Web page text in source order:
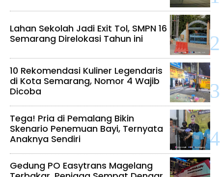
Lahan Sekolah Jadi Exit Tol, SMPN 16
Semarang Direlokasi Tahun ini
10 Rekomendasi Kuliner Legendaris
di Kota Semarang, Nomor 4 Wajib
Dicoba
Tega! Pria di Pemalang Bikin
Skenario Penemuan Bayi, Ternyata
Anaknya Sendiri
Gedung PO Easytrans Magelang